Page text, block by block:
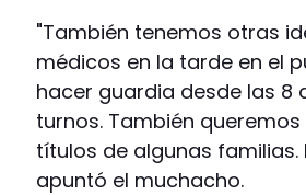
"También tenemos otras
médicos en la tarde en el
hacer guardia desde las 8
turnos. También
títulos de algunas familias.
apuntó el muchacho.